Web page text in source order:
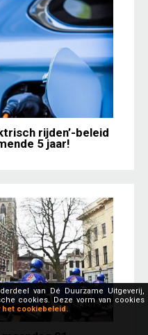
rijden’-beleid
5 jaar!
van Dé Duurzame Uitgeverij,
cookies. Deze vorm van cookies
het cookiebeleid.